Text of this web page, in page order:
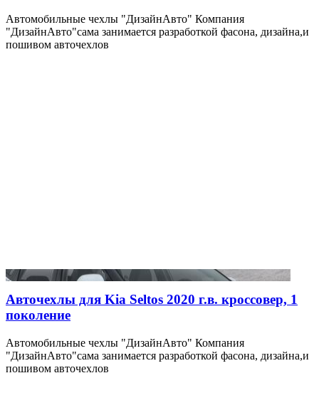
Автомобильные чехлы "ДизайнАвто" Компания
"ДизайнАвто"сама занимается разработкой фасона, дизайна,и
пошивом авточехлов
Авточехлы для Kia Seltos 2020 г.в. кроссовер, 1
поколение
Автомобильные чехлы "ДизайнАвто" Компания
"ДизайнАвто"сама занимается разработкой фасона, дизайна,и
пошивом авточехлов